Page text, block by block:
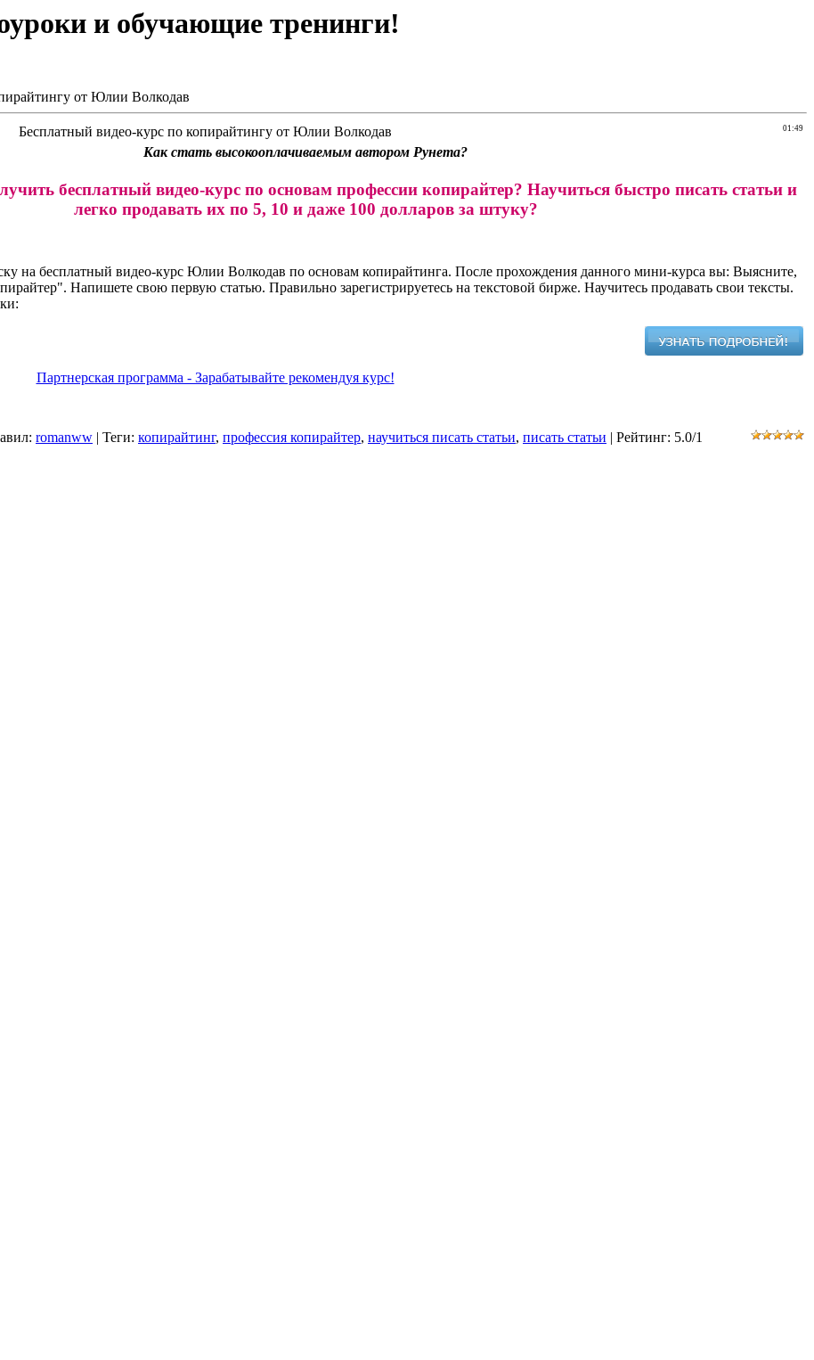
и обучающие тренинги!
от Юлии Волкодав
01:49
Бесплатный видео-курс по копирайтингу от Юлии Волкодав
Как стать высокооплачиваемым автором Рунета?
бесплатный видео-курс по основам профессии копирайтер? Научиться быстро писать статьи и
легко продавать их по 5, 10 и даже 100 долларов за штуку?
на бесплатный видео-курс Юлии Волкодав по основам копирайтинга. После прохождения данного мини-курса вы: Выясните,
Напишете свою первую статью. Правильно зарегистрируетесь на текстовой бирже. Научитесь продавать свои тексты.
Партнерская программа - Зарабатывайте рекомендуя курс!
: romanww | Теги: копирайтинг, профессия копирайтер, научиться писать статьи, писать статьи | Рейтинг: 5.0/1